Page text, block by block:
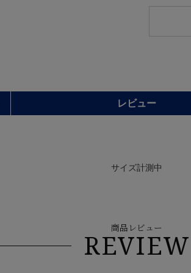
レビュー
サイズ計測中
商品レビュー
REVIEW